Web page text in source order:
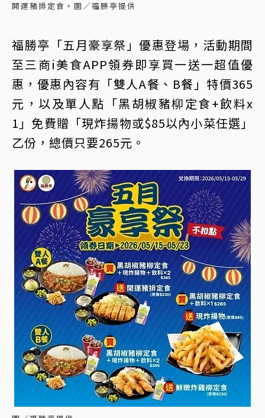
開運豬排定食。圖／福勝亭提供
福勝亭「五月豪享祭」優惠登場，活動期間
至三商i美食APP領券即享買一送一超值優
惠，優惠內容有「雙人A餐、B餐」特價365
元，以及單人點「黑胡椒豬柳定食+飲料x
1」免費贈「現炸揚物或$85以內小菜任選」
乙份，總價只要265元。